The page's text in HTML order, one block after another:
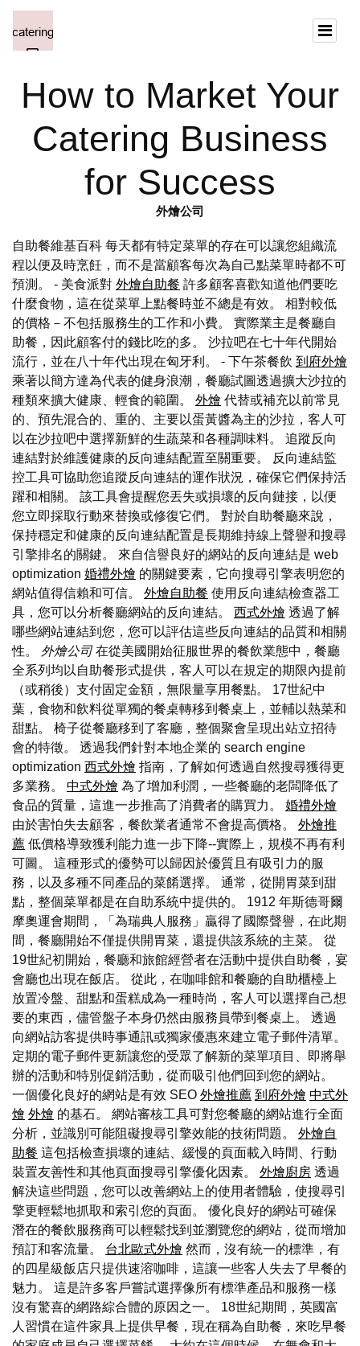
How to Market Your
Catering Business
for Success
外燴公司
自助餐維基百科 每天都有特定菜單的存在可以讓您組織流
程以便及時烹飪，而不是當顧客每次為自己點菜單時都不可
預測。 - 美食派對 外燴自助餐 許多顧客喜歡知道他們要吃
什麼食物，這在從菜單上點餐時並不總是有效。 相對較低
的價格－不包括服務生的工作和小費。 實際業主是餐廳自
助餐，因此顧客付的錢比吃的多。 沙拉吧在七十年代開始
流行，並在八十年代出現在匈牙利。 - 下午茶餐飲 到府外燴
乘著以簡方達為代表的健身浪潮，餐廳試圖透過擴大沙拉的
種類來擴大健康、輕食的範圍。 外燴 代替或補充以前常見
的、預先混合的、重的、主要以蛋黃醬為主的沙拉，客人可
以在沙拉吧中選擇新鮮的生蔬菜和各種調味料。 追蹤反向
連結對於維護健康的反向連結配置至關重要。 反向連結監
控工具可協助您追蹤反向連結的運作狀況，確保它們保持活
躍和相關。 該工具會提醒您丟失或損壞的反向鏈接，以便
您立即採取行動來替換或修復它們。 對於自助餐廳來說，
保持穩定和健康的反向連結配置是長期維持線上聲譽和搜尋
引擎排名的關鍵。 來自信譽良好的網站的反向連結是 web
optimization 婚禮外燴 的關鍵要素，它向搜尋引擎表明您的
網站值得信賴和可信。 外燴自助餐 使用反向連結檢查器工
具，您可以分析餐廳網站的反向連結。 西式外燴 透過了解
哪些網站連結到您，您可以評估這些反向連結的品質和相關
性。 外燴公司在從美國開始征服世界的餐飲業態中，餐廳
全系列均以自助餐形式提供，客人可以在規定的期限內提前
（或稍後）支付固定金額，無限量享用餐點。 17世紀中
葉，食物和飲料從單獨的餐桌轉移到餐桌上，並輔以熱菜和
甜點。 椅子從餐廳移到了客廳，整個聚會呈現出站立招待
會的特徵。 透過我們針對本地企業的 search engine
optimization 西式外燴 指南，了解如何透過自然搜尋獲得更
多業務。 中式外燴 為了增加利潤，一些餐廳的老闆降低了
食品的質量，這進一步推高了消費者的購買力。 婚禮外燴
由於害怕失去顧客，餐飲業者通常不會提高價格。 外燴推
薦 低價格導致獲利能力進一步下降--實際上，規模不再有利
可圖。 這種形式的優勢可以歸因於優質且有吸引力的服
務，以及多種不同產品的菜餚選擇。 通常，從開胃菜到甜
點，整個菜單都是在自助系統中提供的。 1912 年斯德哥爾
摩奧運會期間，「為瑞典人服務」贏得了國際聲譽，在此期
間，餐廳開始不僅提供開胃菜，還提供該系統的主菜。 從
19世紀初開始，餐廳和旅館經營者在活動中提供自助餐，宴
會廳也出現在飯店。 從此，在咖啡館和餐廳的自助櫃檯上
放置冷盤、甜點和蛋糕成為一種時尚，客人可以選擇自己想
要的東西，儘管盤子本身仍然由服務員帶到餐桌上。 透過
向網站訪客提供時事通訊或獨家優惠來建立電子郵件清單。
定期的電子郵件更新讓您的受眾了解新的菜單項目、即將舉
辦的活動和特別促銷活動，從而吸引他們回到您的網站。
一個優化良好的網站是有效 SEO 外燴推薦 到府外燴 中式外
燴 外燴 的基石。 網站審核工具可對您餐廳的網站進行全面
分析，並識別可能阻礙搜尋引擎效能的技術問題。 外燴自
助餐 這包括檢查損壞的連結、緩慢的頁面載入時間、行動
裝置友善性和其他頁面搜尋引擎優化因素。 外燴廚房 透過
解決這些問題，您可以改善網站上的使用者體驗，使搜尋引
擎更輕鬆地抓取和索引您的頁面。 優化良好的網站可確保
潛在的餐飲服務商可以輕鬆找到並瀏覽您的網站，從而增加
預訂和客流量。 台北歐式外燴 然而，沒有統一的標準，有
的四星級飯店只提供速溶咖啡，這讓一些客人失去了早餐的
魅力。 這是許多客戶嘗試選擇像所有標準產品和服務一樣
沒有驚喜的網路綜合體的原因之一。 18世紀期間，英國富
人習慣在這件家具上提供早餐，現在稱為自助餐，來吃早餐